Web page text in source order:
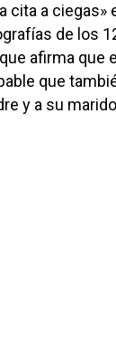
o ESC para cerrar
cita a
de los
afirma que
que
y a su